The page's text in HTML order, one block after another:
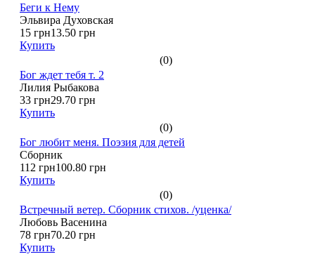
Беги к Нему
Эльвира Духовская
15 грн13.50 грн
Купить
(0)
Бог ждет тебя т. 2
Лилия Рыбакова
33 грн29.70 грн
Купить
(0)
Бог любит меня. Поэзия для детей
Сборник
112 грн100.80 грн
Купить
(0)
Встречный ветер. Сборник стихов. /уценка/
Любовь Васенина
78 грн70.20 грн
Купить